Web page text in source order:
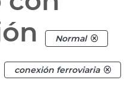
Normal
conexión ferroviaria